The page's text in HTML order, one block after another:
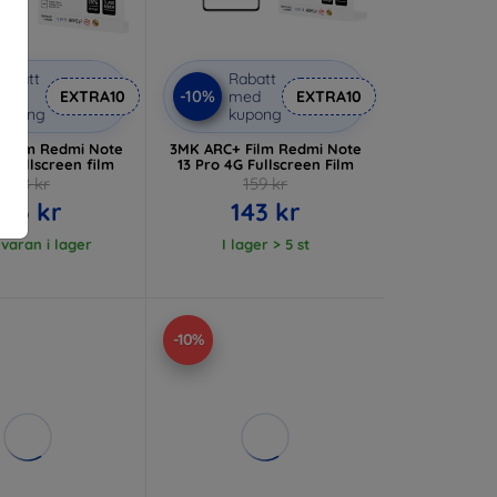
Rabatt
kupong
EXTRA10
film Redmi Note
fullscreen film
148 kr
133 kr
varan i lager
-10%
Rabatt
med
kupong
EXTRA10
3MK ARC+ Film Redmi Note
13 Pro 4G Fullscreen Film
159 kr
143 kr
I lager > 5 st
-10%